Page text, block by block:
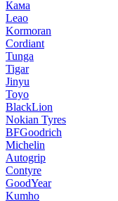
Кама
Leao
Kormoran
Cordiant
Tunga
Tigar
Jinyu
Toyo
BlackLion
Nokian Tyres
BFGoodrich
Michelin
Autogrip
Contyre
GoodYear
Kumho